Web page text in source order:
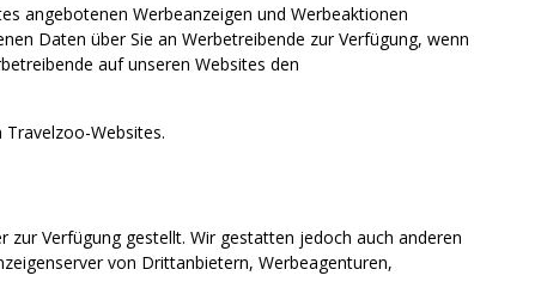
angebotenen Werbeanzeigen und Werbeaktionen
Daten über Sie an Werbetreibende zur Verfügung, wenn
auf unseren Websites den
Websites.
Verfügung gestellt. Wir gestatten jedoch auch anderen
von Drittanbietern, Werbeagenturen,